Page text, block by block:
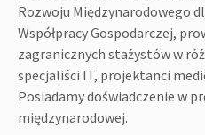
Rozwoju Międzynarodowego
Współpracy Gospodarczej,
zagranicznych stażystów w
specjaliści IT, projektanci
Posiadamy doświadczenie w
międzynarodowej.